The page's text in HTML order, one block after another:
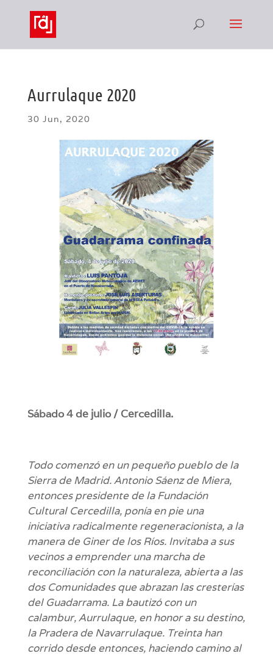
Aurrulaque 2020
30 Jun, 2020
Sábado 4 de julio / Cercedilla.
Todo comenzó en un pequeño pueblo de la
Sierra de Madrid. Antonio Sáenz de Miera,
entonces presidente de la Fundación
Cultural Cercedilla, ponía en pie una
iniciativa radicalmente regeneracionista, a la
manera de Giner de los Ríos. Invitaba a sus
vecinos a emprender una marcha de
reconciliación con la naturaleza, abierta a las
dos Comunidades que abrazan las cresterías
del Guadarrama. La bautizó con un
calambur, Aurrulaque, en honor a su destino,
la Pradera de Navarrulaque. Treinta han
corrido desde entonces, haciendo camino al